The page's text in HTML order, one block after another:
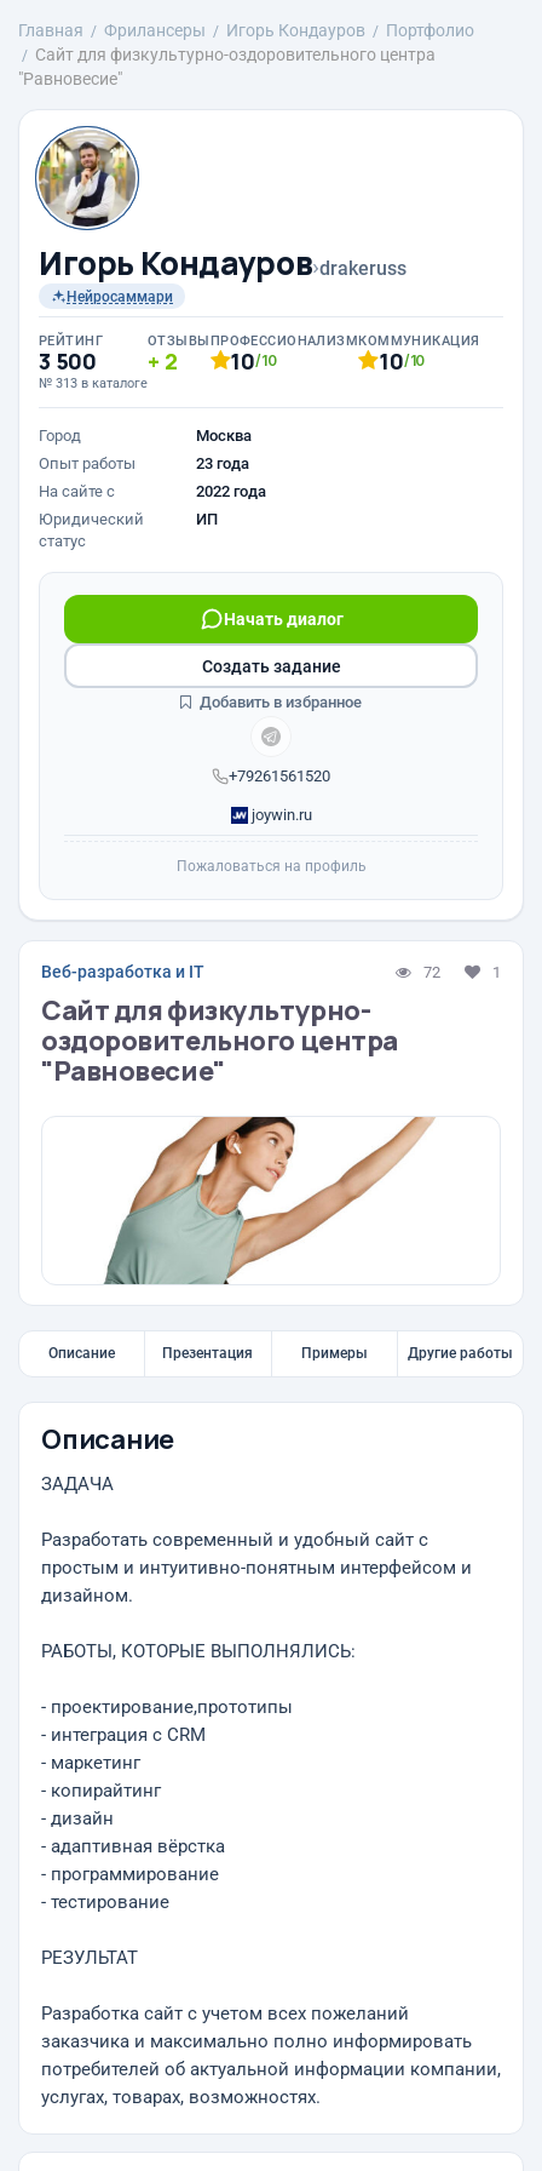
Главная Фрилансеры Игорь Кондауров
Портфолио
Сайт для физкультурно-оздоровительного центра
"Равновесие"
Игорь Кондауров›drakeruss
Нейросаммари
РЕЙТИНГ
3 500
№ 313 в каталоге
ОТЗЫВЫ
2
ПРОФЕССИОНАЛИЗМ
10/10
КОММУНИКАЦИЯ
10/10
Город
Москва
Опыт работы
23 года
На сайте с
2022 года
Юридический
статус
ИП
+79261561520
Начать диалог
joywin.ru
Создать задание
Добавить в избранное
Пожаловаться на профиль
Веб-разработка и IT 72 1
Сайт для физкультурно-
оздоровительного центра
"Равновесие"
Описание Презентация Примеры Другие работы
Описание
ЗАДАЧА
Разработать современный и удобный сайт с
простым и интуитивно-понятным интерфейсом и
дизайном.
РАБОТЫ, КОТОРЫЕ ВЫПОЛНЯЛИСЬ:
- проектирование,прототипы
- интеграция с CRM
- маркетинг
- копирайтинг
- дизайн
- адаптивная вёрстка
- программирование
- тестирование
РЕЗУЛЬТАТ
Разработка сайт с учетом всех пожеланий
заказчика и максимально полно информировать
потребителей об актуальной информации компании,
услугах, товарах, возможностях.